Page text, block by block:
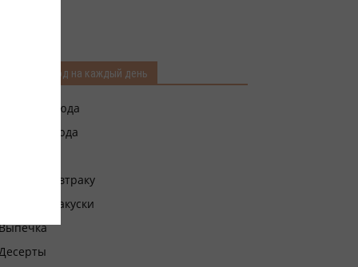
Рецепты блюд на каждый день
Первые блюда
Вторые блюда
Блюда к завтраку
Салаты и закуски